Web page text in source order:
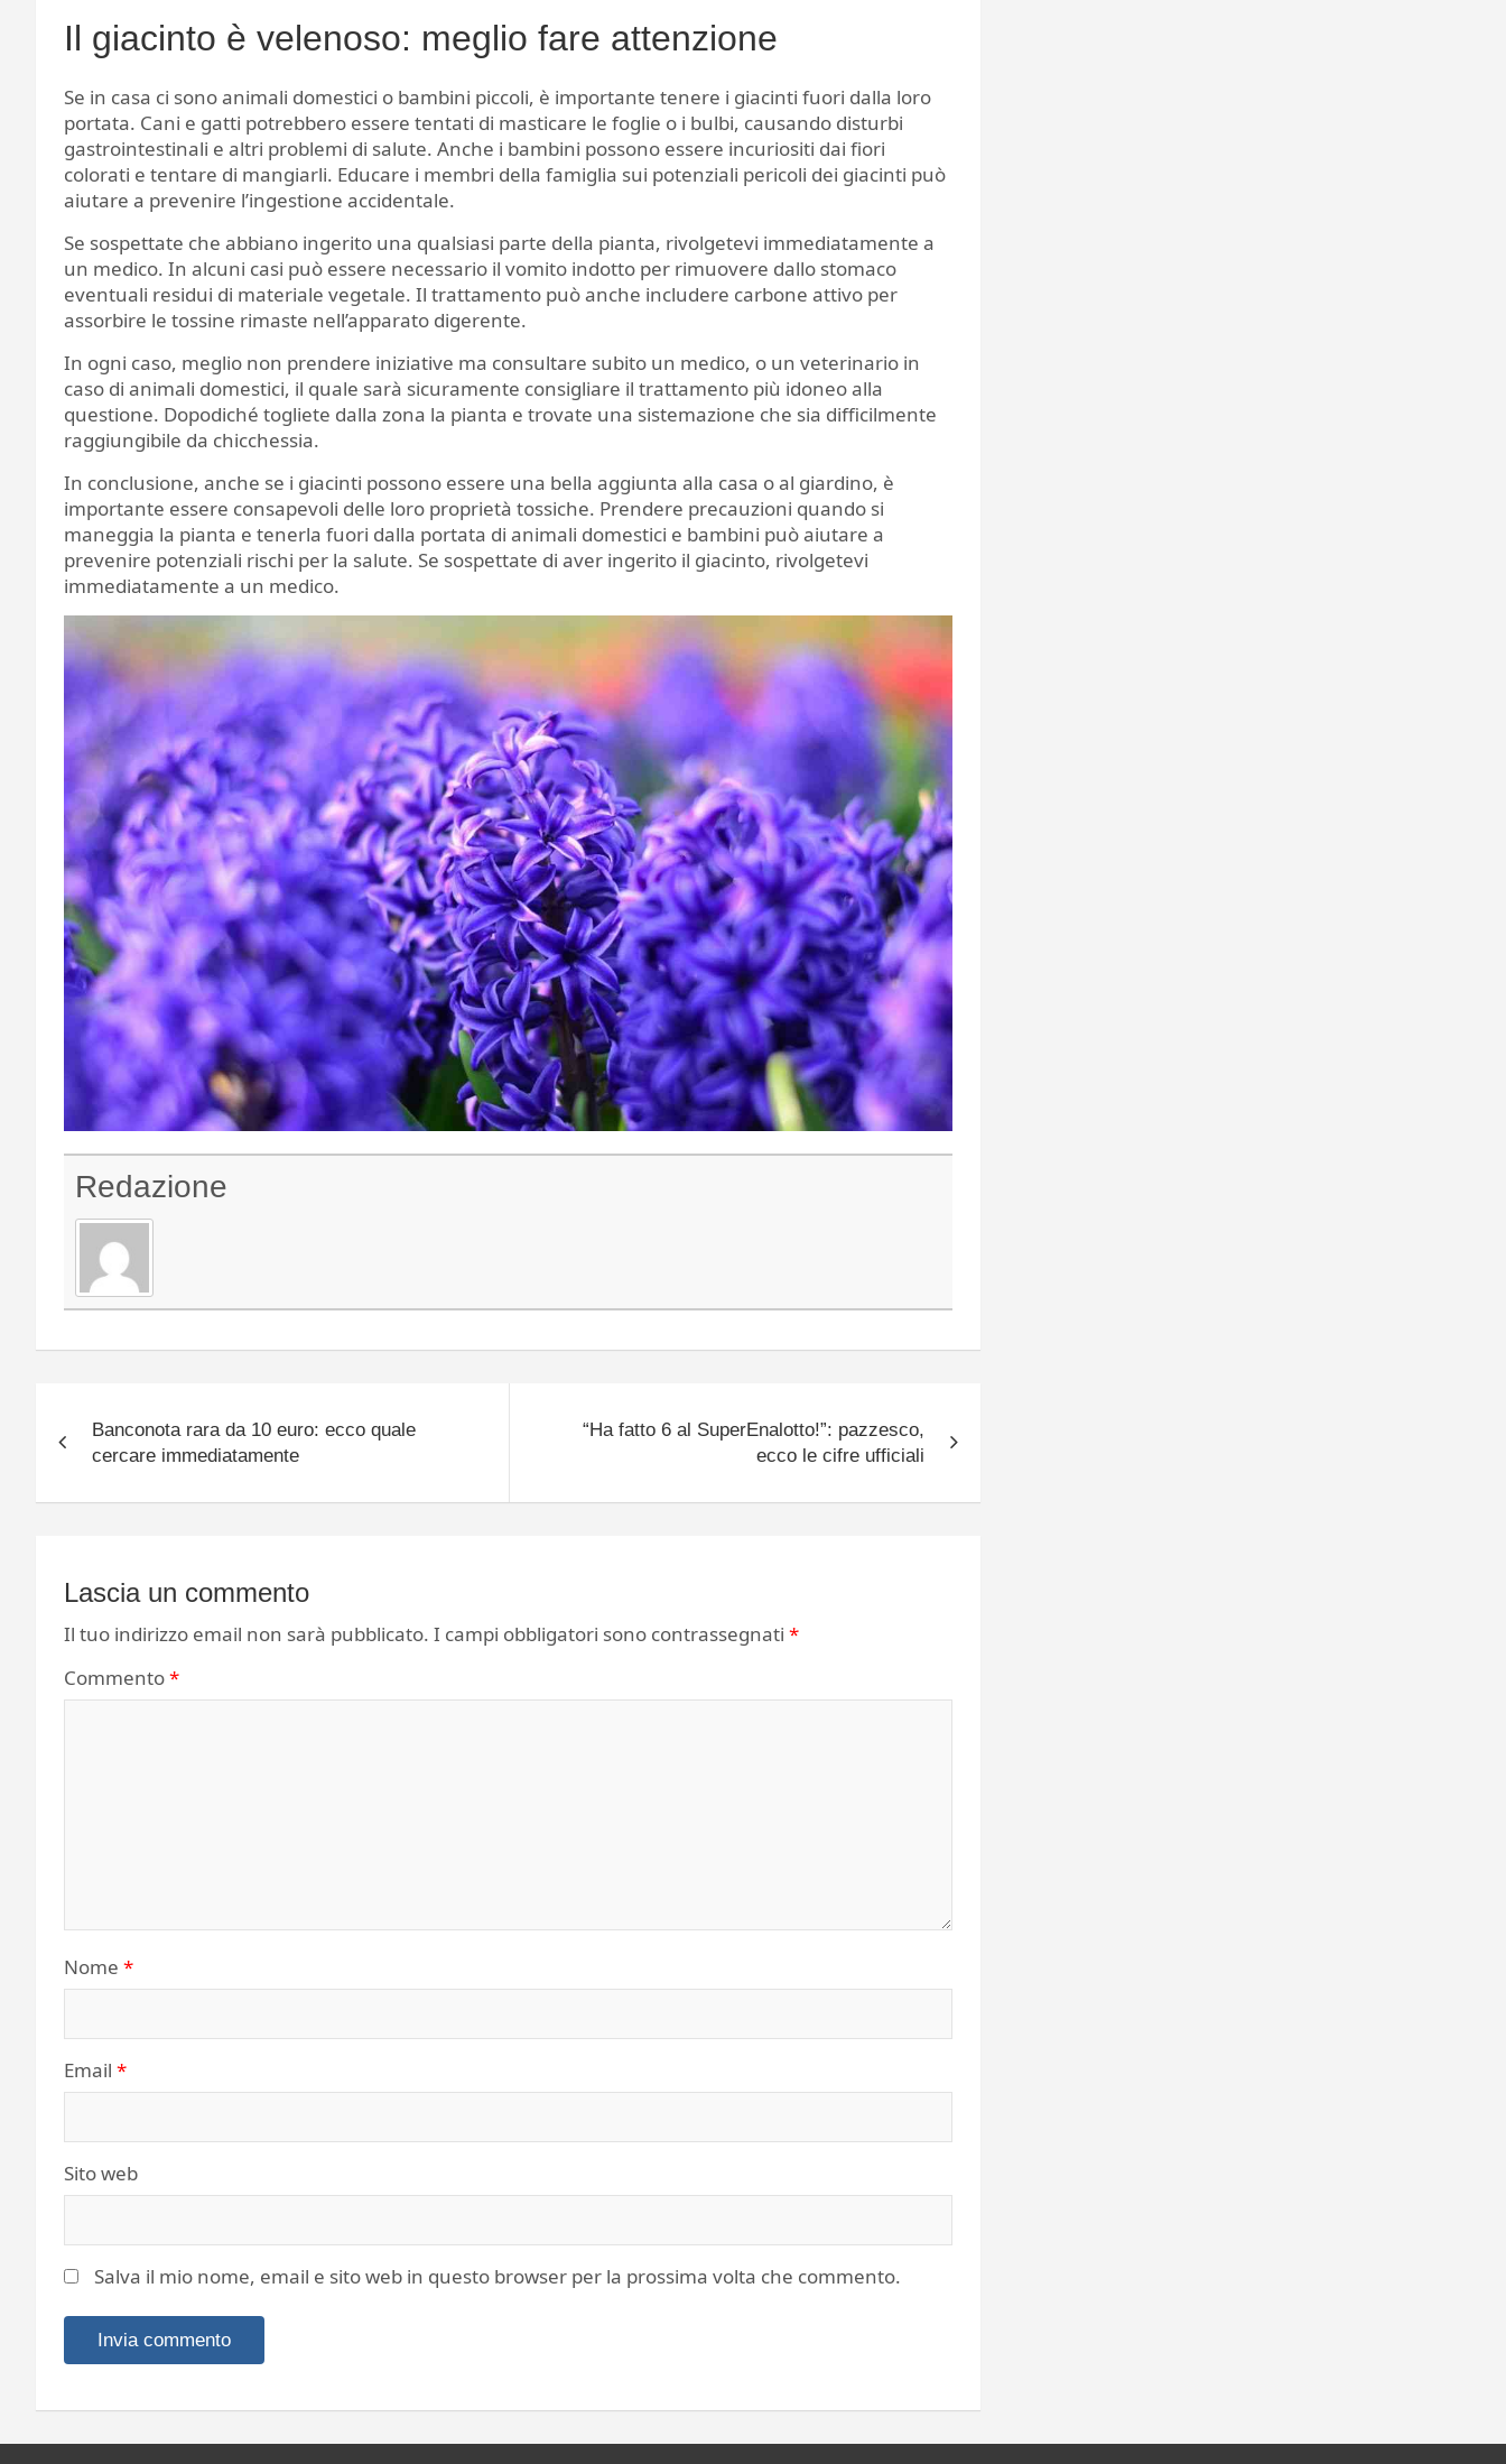
Il giacinto è velenoso: meglio fare attenzione
Se in casa ci sono animali domestici o bambini piccoli, è importante tenere i giacinti fuori dalla loro
portata. Cani e gatti potrebbero essere tentati di masticare le foglie o i bulbi, causando disturbi
gastrointestinali e altri problemi di salute. Anche i bambini possono essere incuriositi dai fiori
colorati e tentare di mangiarli. Educare i membri della famiglia sui potenziali pericoli dei giacinti può
aiutare a prevenire l’ingestione accidentale.
Se sospettate che abbiano ingerito una qualsiasi parte della pianta, rivolgetevi immediatamente a
un medico. In alcuni casi può essere necessario il vomito indotto per rimuovere dallo stomaco
eventuali residui di materiale vegetale. Il trattamento può anche includere carbone attivo per
assorbire le tossine rimaste nell’apparato digerente.
In ogni caso, meglio non prendere iniziative ma consultare subito un medico, o un veterinario in
caso di animali domestici, il quale sarà sicuramente consigliare il trattamento più idoneo alla
questione. Dopodiché togliete dalla zona la pianta e trovate una sistemazione che sia difficilmente
raggiungibile da chicchessia.
In conclusione, anche se i giacinti possono essere una bella aggiunta alla casa o al giardino, è
importante essere consapevoli delle loro proprietà tossiche. Prendere precauzioni quando si
maneggia la pianta e tenerla fuori dalla portata di animali domestici e bambini può aiutare a
prevenire potenziali rischi per la salute. Se sospettate di aver ingerito il giacinto, rivolgetevi
immediatamente a un medico.
Redazione
articoli
Banconota rara da 10 euro: ecco quale
cercare immediatamente
“Ha fatto 6 al SuperEnalotto!”: pazzesco,
ecco le cifre ufficiali
Lascia un commento
Il tuo indirizzo email non sarà pubblicato. I campi obbligatori sono contrassegnati *
Commento*
Nome *
Email *
Sito web
Salva il mio nome, email e sito web in questo browser per la prossima volta che commento.